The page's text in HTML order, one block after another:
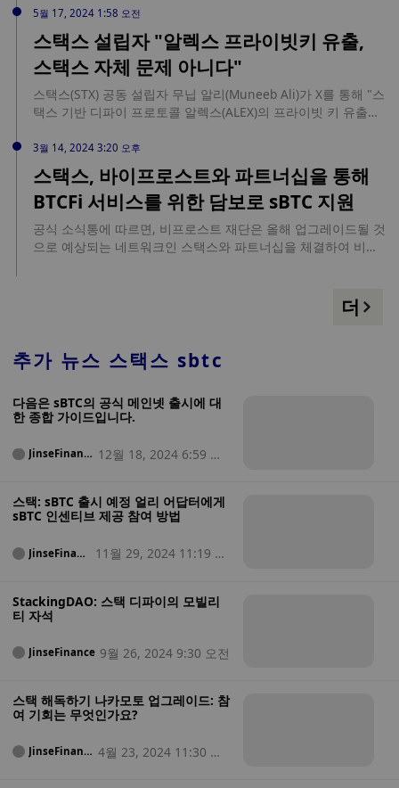
는 sBTC의 새로운 탈중앙화 양방향 앵커링이 비트코인의 탈중앙
화된 정신에 더 부합하는 대안을 제공함으로써 가치를 실현할 것
이라고 믿습니다. (더 블록) 이전 뉴스에서 무네브 알리는 X 플랫
폼에 "우리는 핵심 개발에 집중하기 위해 2천만 달러의 자금으로
새로운 스택스 법인인 '비트코인 L2 랩스'를 설립했습니다." 라고
게시했습니다. 알고랜드 랩스 멤버)가 CTO를 맡아 스택 코어와
션 속도보다 약 100배 빨라진 약 5~10초의 트랜잭션 속도를 구
현할 수 있을 것으로 기대됩니다. 스택스 나카모토 업그레이드의
주요 내용은 다음과 같습니다.
5월 17, 2024 1:58 오전
스택스 설립자 "알렉스 프라이빗키 유출,
스택스 자체 문제 아니다"
스택스(STX) 공동 설립자 무닙 알리(Muneeb Ali)가 X를 통해 "스
택스 기반 디파이 프로토콜 알렉스(ALEX)의 프라이빗 키 유출은
가 발생하거나 익스플로잇이 발생한 것은 아니다"라고 말했다.
이어 "이와 관련한 스택스의 거버넌스 안건(SIP)은 없을 것이다.
스택스 레이어2는 설계된 대로 잘 작동하고 있다"고 강조했다.
블록체인 보안업체 서틱(CertiK)은 지난 14일 알렉스 프로토콜
는 16일 프라이빗 키 유출로 1,370만 STX 상당 피해를 입었다고
전한 바 있다.
3월 14, 2024 3:20 오후
스택스, 바이프로스트와 파트너십을 통해
BTCFi 서비스를 위한 담보로 sBTC 지원
공식 소식통에 따르면, 비프로스트 재단은 올해 업그레이드될 것
으로 예상되는 네트워크인 스택스와 파트너십을 체결하여 비트
용되며 BtcUSD(비프로스트가 제안한 기본 비트코인 담보 서비
스인 (BtcUSD는 비프로스트가 제안한 네이티브 비트코인 담보
더
추가 뉴스 스택스 sbtc
다음은 sBTC의 공식 메인넷 출시에 대
한 종합 가이드입니다.
JinseFinanc
12월 18, 2024 6:59 오
스택: sBTC 출시 예정 얼리 어답터에게
sBTC 인센티브 제공 참여 방법
JinseFinanc
11월 29, 2024 11:19 오
StackingDAO: 스택 디파이의 모빌리
티 자석
JinseFinance 9월 26, 2024 9:30 오전
스택 해독하기 나카모토 업그레이드: 참
여 기회는 무엇인가요?
JinseFinanc
4월 23, 2024 11:30 오